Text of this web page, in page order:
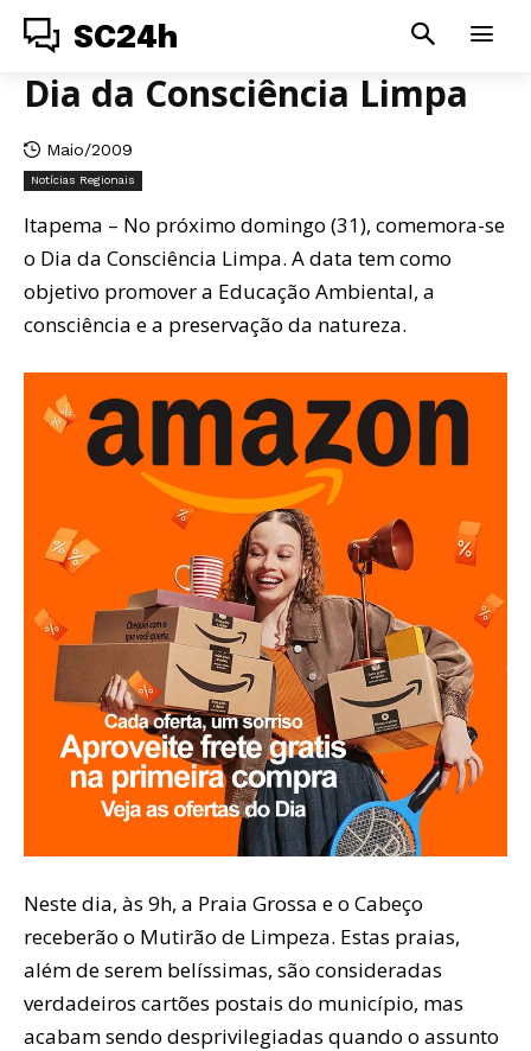
SC24h
Dia da Consciência Limpa
Maio/2009
Notícias Regionais
Itapema – No próximo domingo (31), comemora-se
o Dia da Consciência Limpa. A data tem como
objetivo promover a Educação Ambiental, a
consciência e a preservação da natureza.
Neste dia, às 9h, a Praia Grossa e o Cabeço
receberão o Mutirão de Limpeza. Estas praias,
além de serem belíssimas, são consideradas
verdadeiros cartões postais do município, mas
acabam sendo desprivilegiadas quando o assunto